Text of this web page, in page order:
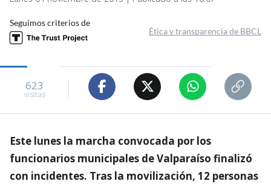
Seguimos criterios de
Ética y transparencia de BBCL
623
visitas
Este lunes la marcha convocada por los
funcionarios municipales de Valparaíso finalizó
con incidentes. Tras la movilización, 12 personas